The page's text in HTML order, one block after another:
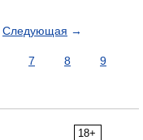
Следующая →
7 8
9
18+